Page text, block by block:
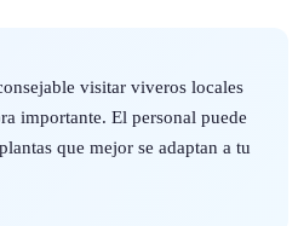
visitar viveros locales
importante. El personal puede
que mejor se adaptan a tu